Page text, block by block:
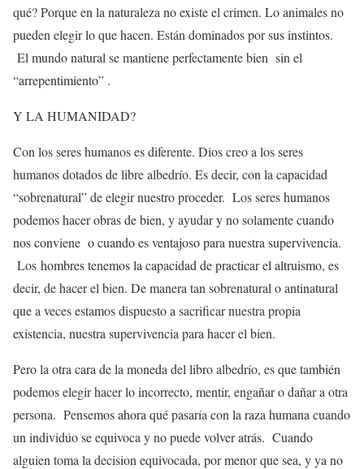
qué? Porque en la naturaleza no existe el crimen. Lo animales no
pueden elegir lo que hacen. Están dominados por sus instintos.
El mundo natural se mantiene perfectamente bien sin el
“arrepentimiento” .
Y LA HUMANIDAD?
Con los seres humanos es diferente. Dios creo a los seres
humanos dotados de libre albedrío. Es decir, con la capacidad
“sobrenatural” de elegir nuestro proceder. Los seres humanos
podemos hacer obras de bien, y ayudar y no solamente cuando
nos conviene o cuando es ventajoso para nuestra supervivencia.
Los hombres tenemos la capacidad de practicar el altruismo, es
decir, de hacer el bien. De manera tan sobrenatural o antinatural
que a veces estamos dispuesto a sacrificar nuestra propia
existencia, nuestra supervivencia para hacer el bien.
Pero la otra cara de la moneda del libro albedrío, es que también
podemos elegir hacer lo incorrecto, mentir, engañar o dañar a otra
persona. Pensemos ahora qué pasaría con la raza humana cuando
un individúo se equivoca y no puede volver atrás. Cuando
alguien toma la decision equivocada, por menor que sea, y ya no